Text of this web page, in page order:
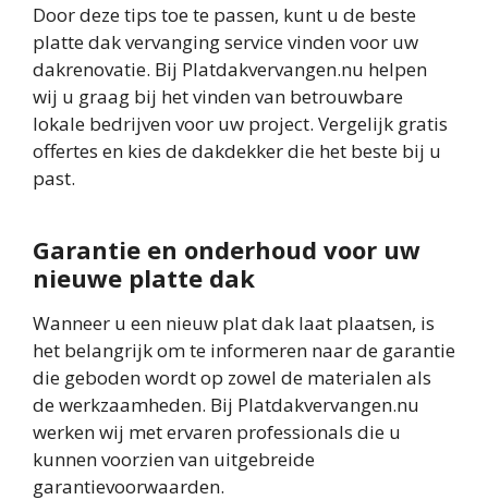
Door deze tips toe te passen, kunt u de beste
platte dak vervanging service vinden voor uw
dakrenovatie. Bij Platdakvervangen.nu helpen
wij u graag bij het vinden van betrouwbare
lokale bedrijven voor uw project. Vergelijk gratis
offertes en kies de dakdekker die het beste bij u
past.
Garantie en onderhoud voor uw
nieuwe platte dak
Wanneer u een nieuw plat dak laat plaatsen, is
het belangrijk om te informeren naar de garantie
die geboden wordt op zowel de materialen als
de werkzaamheden. Bij Platdakvervangen.nu
werken wij met ervaren professionals die u
kunnen voorzien van uitgebreide
garantievoorwaarden.